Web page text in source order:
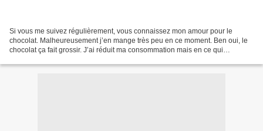
Si vous me suivez régulièrement, vous connaissez mon amour pour le
chocolat. Malheureusement j’en mange très peu en ce moment. Ben oui, le
chocolat ça fait grossir. J’ai réduit ma consommation mais en ce qui